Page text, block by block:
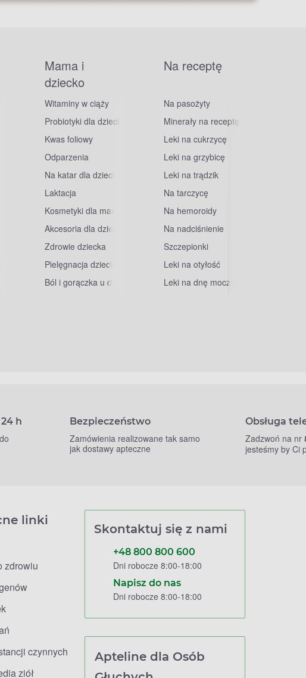
Mama i
dziecko
Witaminy w ciąży
Probiotyki dla dzieci
Kwas foliowy
Odparzenia
Na katar dla dzieci
Laktacja
Kosmetyki dla mam
Akcesoria dla dzieci
Zdrowie dziecka
Pielęgnacja dziecka
Ból i gorączka u dzieci
Na receptę
Na pasożyty
Minerały na receptę
Leki na cukrzycę
Leki na grzybicę
Leki na trądzik
Na tarczycę
Na hemoroidy
Na nadciśnienie
Szczepionki
Leki na otyłość
Leki na dnę moczanową
h Bezpieczeństwo
Zamówienia realizowane tak samo
jak dostawy apteczne
Obsługa
Zadzwoń na nr
jesteśmy by Ci
linki
zdrowiu
czynnych
ziół
Skontaktuj się z nami
+48 800 800 600
Dni robocze 8:00-18:00
Napisz do nas
Dni robocze 8:00-18:00
Apteline dla Osób